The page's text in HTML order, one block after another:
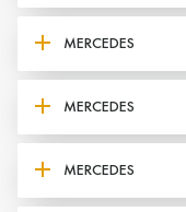
MERCEDES
MERCEDES
MERCEDES